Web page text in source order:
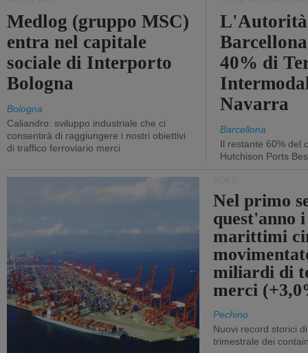
Medlog (gruppo MSC)
entra nel capitale
sociale di Interporto
Bologna
Bologna
Caliandro: sviluppo industriale che ci
consentirà di raggiungere i nostri obiettivi
di traffico ferroviario merci
40% di
Navarra
Barcellona
Il restante 60% del
Hutchison Ports
Nel primo
quest'anno
marittimi
miliardi di
merci
Pechino
Nuovi record storici
trimestrale dei